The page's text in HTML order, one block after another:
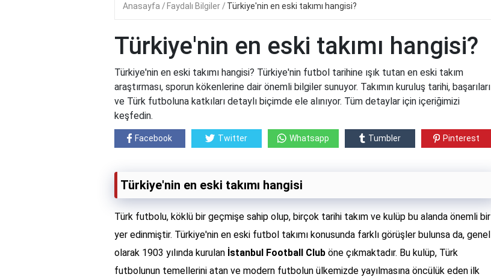
Anasayfa Faydalı Bilgiler Türkiye'nin en eski takımı hangisi?
Türkiye'nin en eski takımı hangisi?
Türkiye'nin en eski takımı hangisi? Türkiye'nin futbol tarihine ışık tutan en eski takım
araştırması, sporun kökenlerine dair önemli bilgiler sunuyor. Takımın kuruluş tarihi, başarıları
ve Türk futboluna katkıları detaylı biçimde ele alınıyor. Tüm detaylar için içeriğimizi
keşfedin.
Facebook Twitter Whatsapp Tumbler Pinterest
Türkiye'nin en eski takımı hangisi
Türk futbolu, köklü bir geçmişe sahip olup, birçok tarihi takım ve kulüp bu alanda önemli bir
yer edinmiştir. Türkiye'nin en eski futbol takımı konusunda farklı görüşler bulunsa da, genel
olarak 1903 yılında kurulan İstanbul Football Club öne çıkmaktadır. Bu kulüp, Türk
futbolunun temellerini atan ve modern futbolun ülkemizde yayılmasına öncülük eden ilk